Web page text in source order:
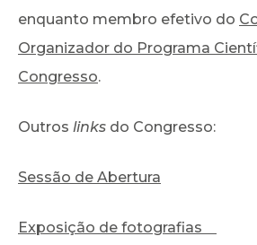
enquanto membro efetivo do
Organizador do Programa
Congresso.
Outros links do Congresso:
Sessão de Abertura
Exposição de fotografias